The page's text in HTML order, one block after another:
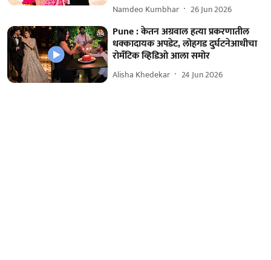
Namdeo Kumbhar 26 Jun 2026
Pune : केतन अग्रवाल हत्या प्रकरणातील
धक्कादायक अपडेट, लोहगड दुर्घटनेआधीचा
रोमँटिक व्हिडिओ आला समोर
Alisha Khedekar 24 Jun 2026